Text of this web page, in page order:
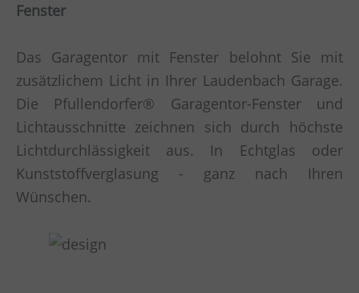
Fenster
Das Garagentor mit Fenster belohnt Sie mit
zusätzlichem Licht in Ihrer Laudenbach Garage.
Die Pfullendorfer® Garagentor-Fenster und
Lichtausschnitte zeichnen sich durch höchste
Lichtdurchlässigkeit aus. In Echtglas oder
Kunststoffverglasung - ganz nach Ihren
Wünschen.